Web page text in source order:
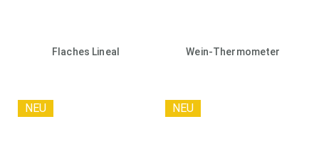
Flaches Lineal Wein-Thermometer
NEU NEU